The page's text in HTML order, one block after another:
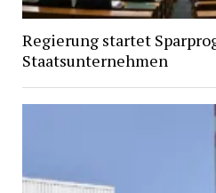
Regierung startet
Staatsunternehmen